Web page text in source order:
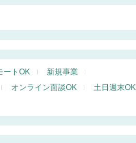
ートOK
新規事業
オンライン面談OK
土日週末OK